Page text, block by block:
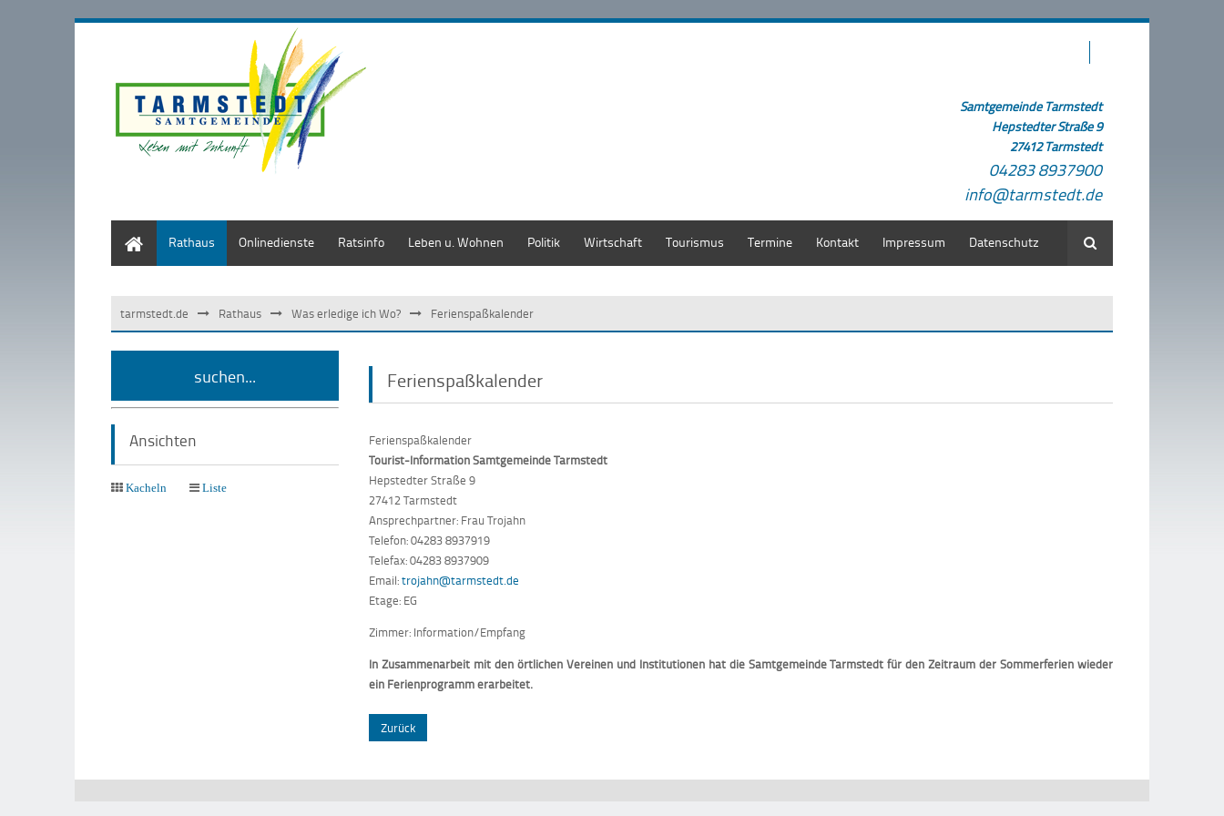
Samtgemeinde Tarmstedt
Hepstedter Straße 9
27412 Tarmstedt
04283 8937900
info@tarmstedt.de
Rathaus Onlinedienste Ratsinfo Leben u. Wohnen Politik Wirtschaft Tourismus Termine Kontakt Impressum Datenschutz Suche
tarmstedt.de Rathaus Was erledige ich Wo? Ferienspaßkalender
suchen...
Ansichten
Kacheln Liste
Ferienspaßkalender
Ferienspaßkalender
Tourist-Information Samtgemeinde Tarmstedt
Hepstedter Straße 9
27412 Tarmstedt
Ansprechpartner: Frau Trojahn
Telefon: 04283 8937919
Telefax: 04283 8937909
Email:trojahn@tarmstedt.de
Etage: EG
Zimmer: Information/Empfang
In Zusammenarbeit mit den örtlichen Vereinen und Institutionen hat die Samtgemeinde Tarmstedt für den Zeitraum der Sommerferien wieder
ein Ferienprogramm erarbeitet.
Zurück